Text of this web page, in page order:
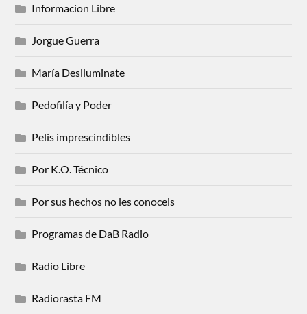
Informacion Libre
Jorgue Guerra
María Desiluminate
Pedofilía y Poder
Pelis imprescindibles
Por K.O. Técnico
Por sus hechos no les conoceis
Programas de DaB Radio
Radio Libre
Radiorasta FM